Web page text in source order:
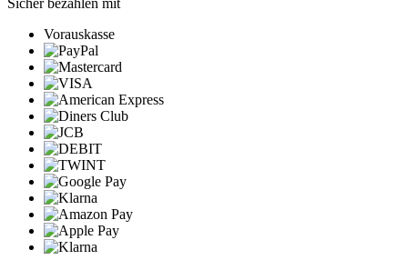
Sicher bezahlen mit
Vorauskasse